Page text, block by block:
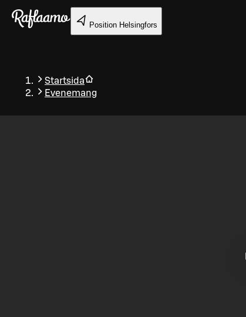
Gå till huvudinnehållet
Position Helsingfors
Startsida
Evenemang
Tillbaka